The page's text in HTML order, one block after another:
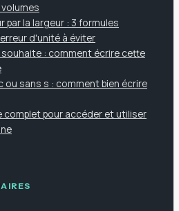
par la largeur : 3 formules
d'unité à éviter
: comment écrire cette
ou sans s : comment bien écrire
complet pour accéder et utiliser